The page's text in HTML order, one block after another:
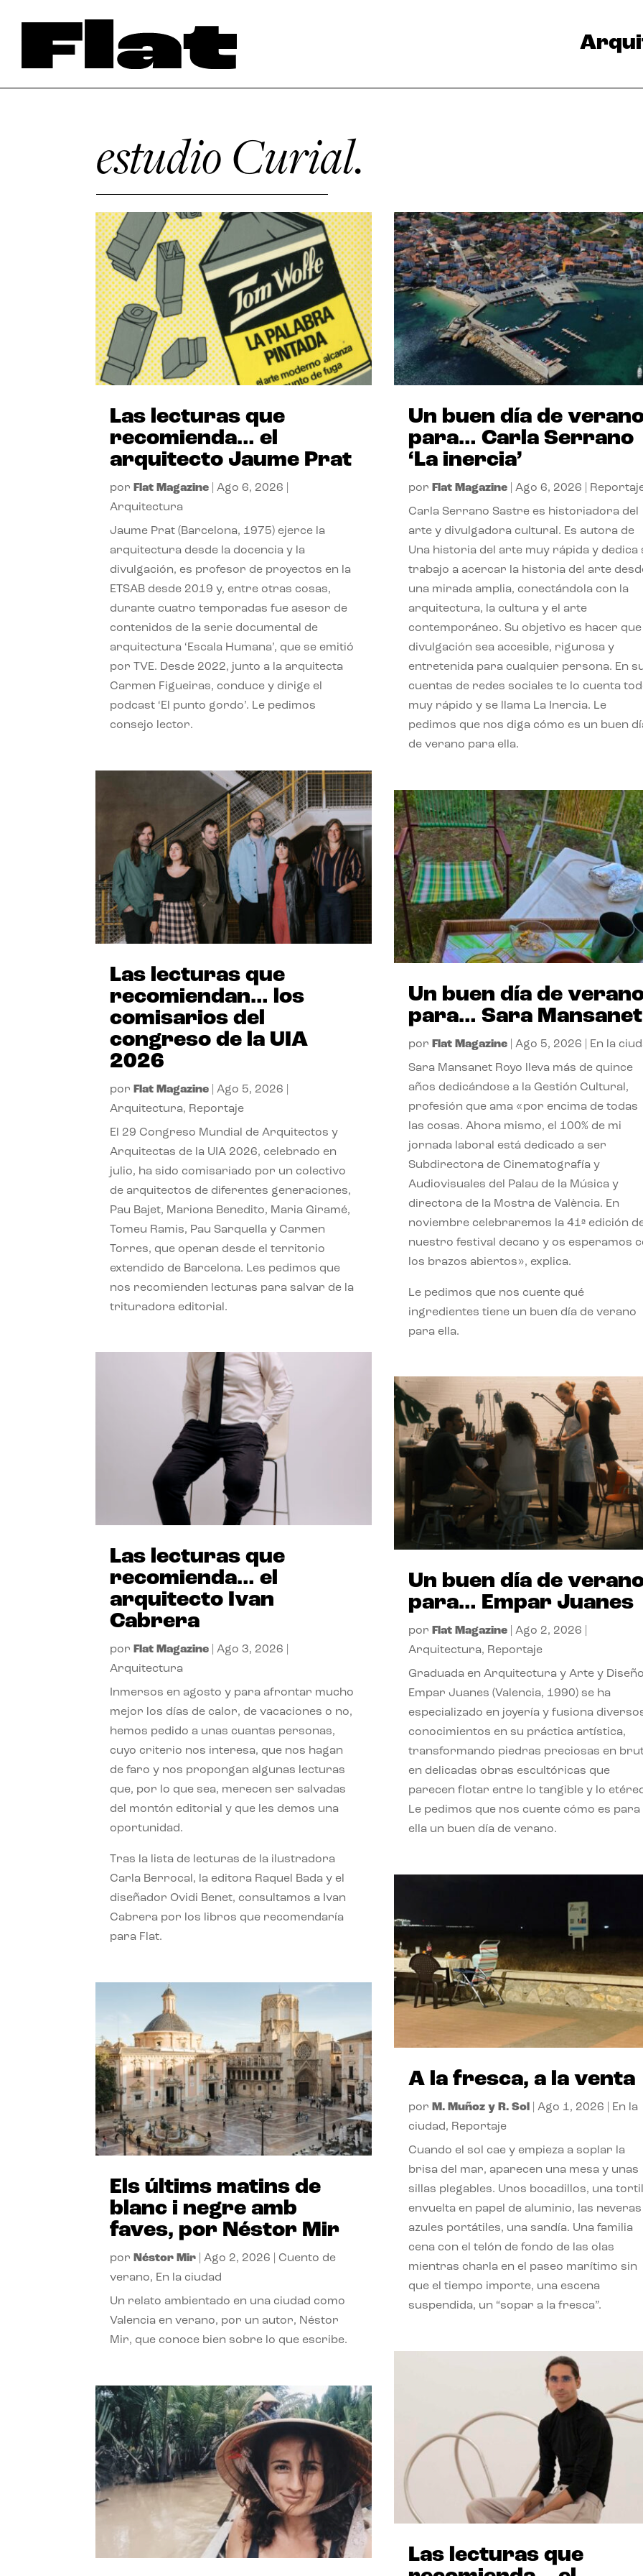
estudio Curial.
Las lecturas que
recomienda… el
arquitecto Jaume Prat
por Flat Magazine |Ago 6, 2026
Arquitectura
Jaume Prat (Barcelona, 1975) ejerce la
arquitectura desde la docencia y la
divulgación, es profesor de proyectos en la
ETSAB desde 2019 y, entre otras cosas,
durante cuatro temporadas fue asesor de
contenidos de la serie documental de
arquitectura ‘Escala Humana’, que se emitió
por TVE. Desde 2022, junto a la arquitecta
Carmen Figueiras, conduce y dirige el
podcast ‘El punto gordo’. Le pedimos
consejo lector.
Las lecturas que
recomiendan… los
comisarios del
congreso de la UIA
2026
por Flat Magazine |Ago 5, 2026
Arquitectura, Reportaje
El 29 Congreso Mundial de Arquitectos y
Arquitectas de la UIA 2026, celebrado en
julio, ha sido comisariado por un colectivo
de arquitectos de diferentes generaciones,
Pau Bajet, Mariona Benedito, Maria Giramé,
Tomeu Ramis, Pau Sarquella y Carmen
Torres, que operan desde el territorio
extendido de Barcelona. Les pedimos que
nos recomienden lecturas para salvar de la
trituradora editorial.
Las lecturas que
recomienda… el
arquitecto Ivan
Cabrera
por Flat Magazine |Ago 3, 2026
Arquitectura
Inmersos en agosto y para afrontar mucho
mejor los días de calor, de vacaciones o no,
hemos pedido a unas cuantas personas,
cuyo criterio nos interesa, que nos hagan
de faro y nos propongan algunas lecturas
que, por lo que sea, merecen ser salvadas
del montón editorial y que les demos una
oportunidad.
Tras la lista de lecturas de la ilustradora
Carla Berrocal, la editora Raquel Bada y el
diseñador Ovidi Benet, consultamos a Ivan
Cabrera por los libros que recomendaría
para Flat.
Els últims matins de
blanc i negre amb
faves, por Néstor Mir
por Néstor Mir |Ago 2, 2026 |Cuento de
verano, En la ciudad
Un relato ambientado en una ciudad como
Valencia en verano, por un autor, Néstor
Mir, que conoce bien sobre lo que escribe.
Un buen día de
para… Carla Serrano
‘La inercia’
por Flat Magazine| Ago 6, 2026
Carla Serrano Sastre es historiadora del
arte y divulgadora cultural. Es autora de
Una historia del arte muy rápida y dedica
trabajo a acercar la historia del arte
una mirada amplia, conectándola con la
arquitectura, la cultura y el arte
contemporáneo. Su objetivo es hacer que
divulgación sea accesible, rigurosa y
entretenida para cualquier persona. En
cuentas de redes sociales te lo cuenta
muy rápido y se llama La Inercia. Le
pedimos que nos diga cómo es un buen
de verano para ella.
Un buen día de
para… Sara Mansanet
por Flat Magazine| Ago 5, 2026 En la
Sara Mansanet Royo lleva más de quince
años dedicándose a la Gestión Cultural,
profesión que ama «por encima de todas
las cosas. Ahora mismo, el 100% de mi
jornada laboral está dedicado a ser
Subdirectora de Cinematografía y
Audiovisuales del Palau de la Música y
directora de la Mostra de València. En
noviembre celebraremos la 41ª edición
nuestro festival decano y os esperamos
los brazos abiertos», explica.
Le pedimos que nos cuente qué
ingredientes tiene un buen día de verano
para ella.
Un buen día de
para… Empar Juanes
por Flat Magazine| Ago 2, 2026
Arquitectura, Reportaje
Graduada en Arquitectura y Arte y
Empar Juanes (Valencia, 1990) se ha
especializado en joyería y fusiona
conocimientos en su práctica artística,
transformando piedras preciosas en
en delicadas obras escultóricas que
parecen flotar entre lo tangible y lo
Le pedimos que nos cuente cómo es para
ella un buen día de verano.
A la fresca, a la venta
por M. Muñoz y R. Sol Ago 1, 2026
En la
ciudad, Reportaje
Cuando el sol cae y empieza a soplar la
brisa del mar, aparecen una mesa y unas
sillas plegables. Unos bocadillos, una
envuelta en papel de aluminio, las neveras
azules portátiles, una sandía. Una familia
cena con el telón de fondo de las olas
mientras charla en el paseo marítimo sin
que el tiempo importe, una escena
suspendida, un “sopar a la fresca”.
Las lecturas que